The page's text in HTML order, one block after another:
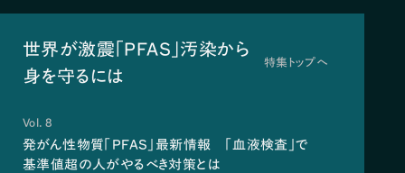
世界が激震「PFAS」汚染から
身を守るには
特集トップへ
Vol. 8
発がん性物質「PFAS」最新情報 「血液検査」で
基準値超の人がやるべき対策とは